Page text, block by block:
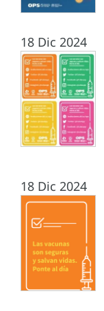
18 Dic 2024
18 Dic 2024